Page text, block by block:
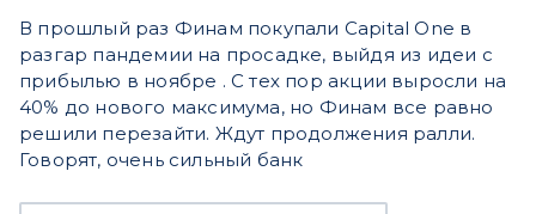
В прошлый раз Финам покупали Capital One в
разгар пандемии на просадке, выйдя из идеи с
прибылью в ноябре . С тех пор акции выросли на
40% до нового максимума, но Финам все равно
решили перезайти. Ждут продолжения ралли.
Говорят, очень сильный банк